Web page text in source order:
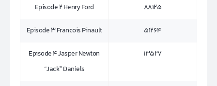
88125
Episode 2 Henry Ford
51264
Episode 3 Francois Pinault
13527
Episode 4 Jasper Newton
“Jack” Daniels